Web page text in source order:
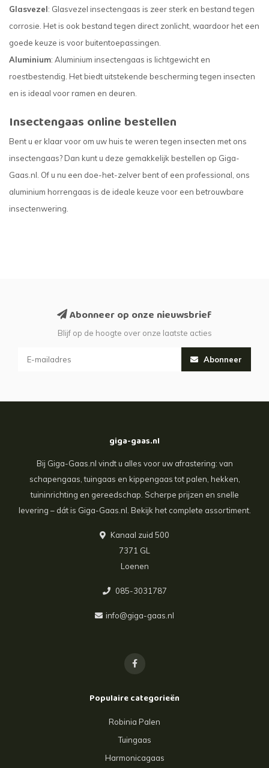
Glasvezel: Glasvezel insectengaas is zeer sterk en bestand tegen
corrosie. Het is ook bestand tegen direct zonlicht, waardoor het een
goede keuze is voor buitentoepassingen.
Aluminium: Aluminium insectengaas is lichtgewicht en
roestbestendig. Het biedt uitstekende bescherming tegen insecten
en is ideaal voor ramen en deuren.
Insectengaas online bestellen
Bent u er klaar voor om uw huis te weren tegen insecten met ons
insectengaas? Dan kunt u deze gemakkelijk bestellen op Giga-
Gaas.nl. Of u nu een doe-het-zelver bent of een professional, ons
aluminium horrengaas is de ideale keuze voor een betrouwbare
insectenwering.
Abonneer op onze nieuwsbrief
Blijf op de hoogte over onze laatste acties
Abonneer
giga-gaas.nl
Bij Giga-Gaas.nl vindt u alles voor uw afrastering: van
schapengaas, tuingaas en kippengaas tot palen, hekken,
tuininrichting en gereedschap. Scherpe prijzen en snelle
levering – dát is Giga-Gaas.nl. Bekijk het complete assortiment.
Kanaal zuid 500
7371 GL
Loenen
085-3031787
info@giga-gaas.nl
Populaire categorieën
Robinia Palen
Tuingaas
Harmonicagaas